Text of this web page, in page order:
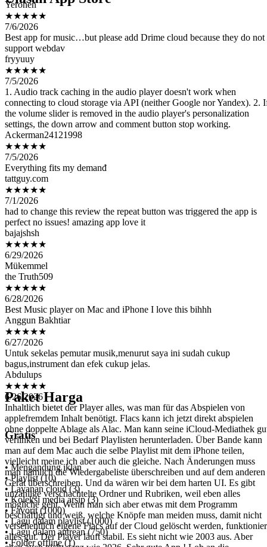
7/6/2026
Best app for music…but please add Drime cloud because they do not
support webdav
fryyuuy
★★★★★
7/5/2026
1. Audio track caching in the audio player doesn't work when
connecting to cloud storage via API (neither Google nor Yandex). 2.
the volume slider is removed in the audio player's personalization
settings, the down arrow and comment button stop working.
Ackerman24121998
★★★★★
7/5/2026
Everything fits my demanđ
tattguy.com
★★★★★
7/1/2026
had to change this review the repeat button was triggered the app is
perfect no issues! amazing app love it
bajajshsh
★★★★★
6/29/2026
Mükemmel
the Truth509
★★★★★
6/28/2026
Best Music player on Mac and iPhone I love this bihhh
Anggun Bakhtiar
★★★★★
6/27/2026
Untuk sekelas pemutar musik,menurut saya ini sudah cukup
bagus,instrument dan efek cukup jelas.
Abdulups
★★★★★
6/26/2026
Inhaltlich bietet der Player alles, was man für das Abspielen von
applefremdem Inhalt benötigt. Flacs kann ich jetzt direkt abspielen
ohne doppelte Ablage als Alac. Man kann seine iCloud-Mediathek
verlinken und bei Bedarf Playlisten herunterladen. Über Bande kann
man auf dem Mac auch die selbe Playlist mit dem iPhone teilen,
vielleicht meine ich aber auch die gleiche. Nach Änderungen muss
man nämlich die Wiedergabeliste überschreiben und auf dem anderen
Gerät überschreiben. Und da wären wir bei dem harten UI. Es gibt
unzählige verschachtelte Ordner und Rubriken, weil eben alles
mögliche geht. Wenn man sich aber etwas mit dem Programm
beschäftigt und weiß, welche Knöpfe man meiden muss, damit nicht
versehentlich eigene Flacs auf der Cloud gelöscht werden,
alles gut. Der Player läuft stabil. Es sieht nicht wie 2003 aus. Aber
eben auch nicht ganz wie 2026. Sehr gute App ! Lob an die
Entwicklung
Paket Harga
Gratis
• Mengandung iklan
• Playlist (10)
• Layanan cloud (3)
• Koleksi media arsip (3)
• Favorit (1000)
• Lagu dalam playlist (1000)
• Lagu dalam antrean (750)
• Folder offline (1)